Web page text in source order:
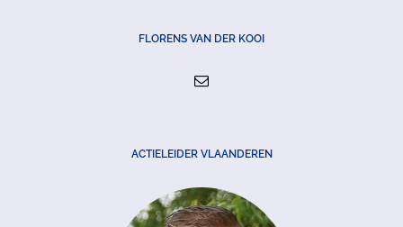
FLORENS VAN DER KOOI
ACTIELEIDER VLAANDEREN